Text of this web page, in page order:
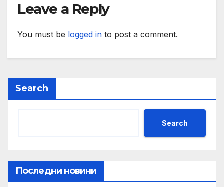
Leave a Reply
You must be logged in to post a comment.
Search
Search
Последни новини